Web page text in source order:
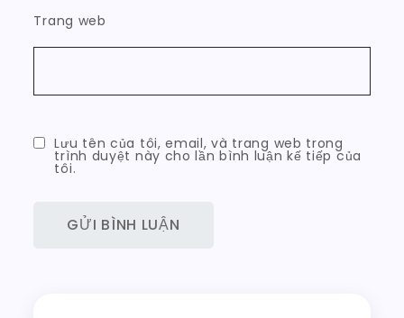
Trang web
Lưu tên của tôi, email, và trang web trong
trình duyệt này cho lần bình luận kế tiếp của
tôi.